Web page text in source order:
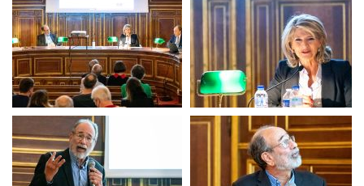
SSE SSE
Clôture chaire Clôture chaire